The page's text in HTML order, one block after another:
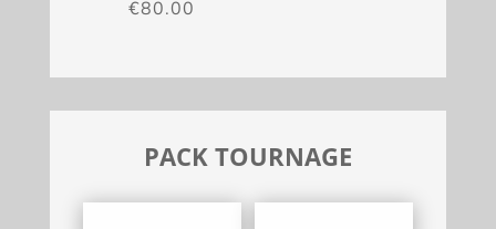
€80.00
PACK TOURNAGE